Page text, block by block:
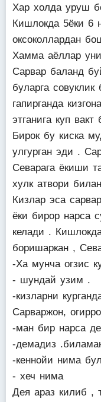
Хар холда уруш
Кишлокда 5ёки 6
оксоколлардан
Хамма аёллар
Сарвар баланд
буларга
гапирганда
этганига куп
Бирок бу киска
улгурган эди .
Севарага ёкиши
хулк атвори
Кизлар эса
ёки бирор нарса
келади .
боришаркан ,
-Ха мунча огзис
- шундай узим .
-кизларни
Сарваржон,
-ман бир нарса
-демадиз
-кеннойи нима
- хеч нима
Дея араз килиб ,